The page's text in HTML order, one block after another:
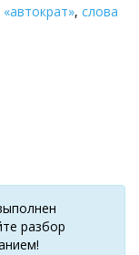
, слова
разбор